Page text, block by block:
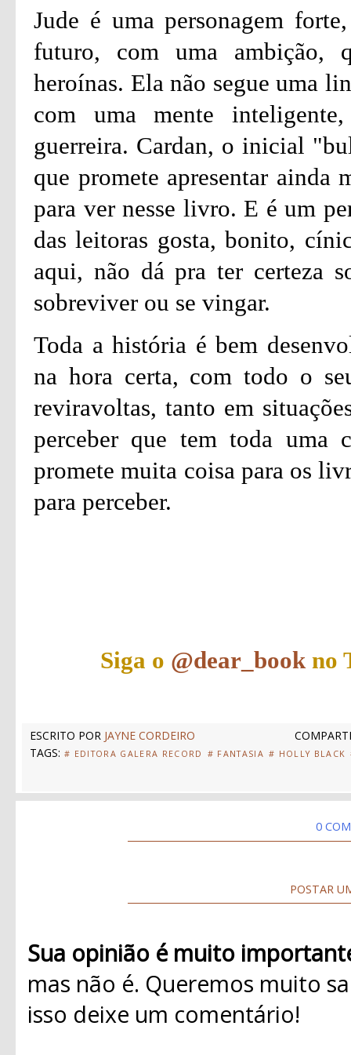
Jude é uma personagem
futuro, com uma ambição,
heroínas. Ela não segue uma
com uma mente
guerreira. Cardan, o inicial
que promete apresentar ainda
para ver nesse livro. E é um
das leitoras gosta, bonito,
aqui, não dá pra ter certeza
sobreviver ou se vingar.
Toda a história é bem
na hora certa, com todo o
reviravoltas, tanto em
perceber que tem toda uma
promete muita coisa para os
para perceber.
Siga o @dear_book no
ESCRITO POR JAYNE CORDEIRO
TAGS: # EDITORA GALERA RECORD # FANTASIA # HOLLY BLACK
0
POSTAR
Sua opinião é muito
mas não é. Queremos muito
isso deixe um comentário!